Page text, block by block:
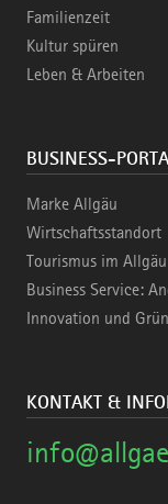
Familienzeit
Kultur spüren
Leben & Arbeiten
BUSINESS-
Marke Allgäu
Wirtschaftsstandort
Tourismus im Allgäu
Business Service:
Innovation und
KONTAKT &